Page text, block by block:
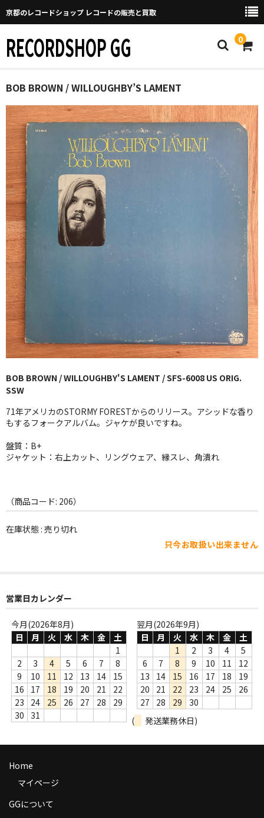
京都のレコードショップ レコードの販売と買取
RECORDSHOP GG 0
Home
マイページ
GGについて
買取について
取り置きなどについて
Categories
New Arrivals
新譜
GG RECORD （当店のレーベル）
全商品
JAZZ-US
BLUE NOTE
JAZZ-EU
JAZZ-JP
J-POP
FOLK,SSW
WORLD
Webのみ no.1
Webのみ no.2
Webのみ no.3
Webのみ no.4
送料
商品の発送
BOB BROWN / WILLOUGHBY’S LAMENT
BOB BROWN / WILLOUGHBY'S LAMENT / SFS-6008 US ORIG.
SSW
71年アメリカのSTORMY FORESTからのリリース。アシッドな香り
もするフォークアルバム。ジャケが良いですね。
盤質：B+
ジャケット：右上カット、リングウェア、縁スレ、角潰れ
（商品コード: 206）
在庫状態 : 売り切れ
只今お取扱い出来ません
営業日カレンダー
今月(2026年8月)
日
月 火 水 木 金
土
1
2
3 4 5 6 7
8
9
10 11 12 13 14
15
16
17 18 19 20 21
22
23
24 25 26 27 28
29
30
31
翌月(2026年9月)
日
月 火 水 木 金
土
1
2 3 4
5
6
7 8 9 10 11
12
13
14 15 16 17 18
19
20
21 22 23 24 25
26
27
28 29
30
(
発送業務休日)
Home
マイページ
GGについて